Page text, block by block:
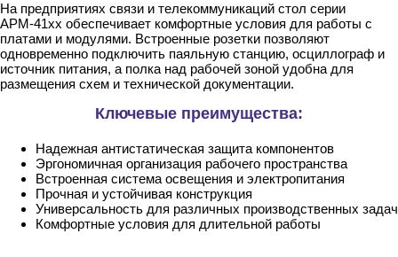
На предприятиях связи и телекоммуникаций стол серии
АРМ-41хх обеспечивает комфортные условия для работы с
платами и модулями. Встроенные розетки позволяют
одновременно подключить паяльную станцию, осциллограф и
источник питания, а полка над рабочей зоной удобна для
размещения схем и технической документации.
Ключевые преимущества:
Надежная антистатическая защита компонентов
Эргономичная организация рабочего пространства
Встроенная система освещения и электропитания
Прочная и устойчивая конструкция
Универсальность для различных производственных задач
Комфортные условия для длительной работы